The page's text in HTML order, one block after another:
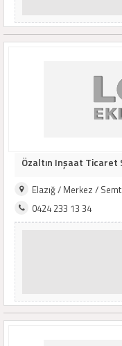
Özaltın Inşaat Ticaret
Elazığ / Merkez /
0424 233 13 34